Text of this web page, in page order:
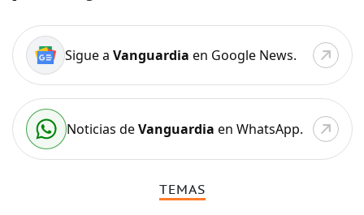
Sigue a Vanguardia en Google News.
Noticias deVanguardia en WhatsApp.
TEMAS